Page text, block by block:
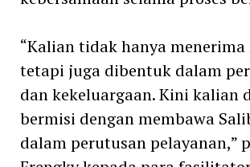
“Kalian tidak hanya
tetapi juga dibentuk dalam
dan kekeluargaan. Kini kalian
bermisi dengan membawa
dalam perutusan pelayanan,”